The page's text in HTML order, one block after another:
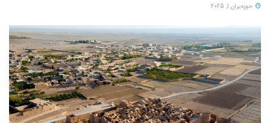
حوزه‌یران 1, 2025